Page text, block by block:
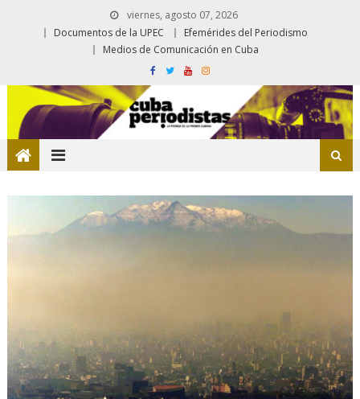
viernes, agosto 07, 2026
Documentos de la UPEC
Efemérides del Periodismo
Medios de Comunicación en Cuba